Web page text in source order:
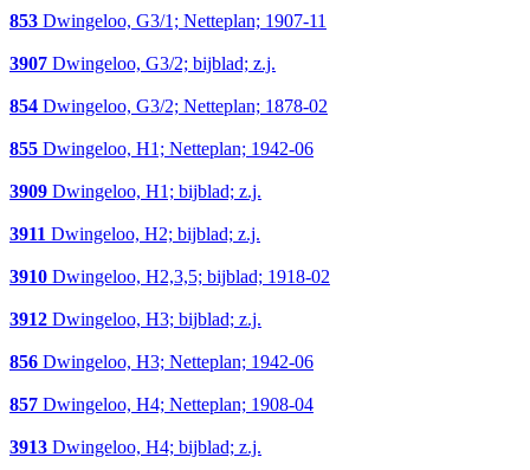
853 Dwingeloo, G3/1; Netteplan; 1907-11
3907 Dwingeloo, G3/2; bijblad; z.j.
854 Dwingeloo, G3/2; Netteplan; 1878-02
855 Dwingeloo, H1; Netteplan; 1942-06
3909 Dwingeloo, H1; bijblad; z.j.
3911 Dwingeloo, H2; bijblad; z.j.
3910 Dwingeloo, H2,3,5; bijblad; 1918-02
3912 Dwingeloo, H3; bijblad; z.j.
856 Dwingeloo, H3; Netteplan; 1942-06
857 Dwingeloo, H4; Netteplan; 1908-04
3913 Dwingeloo, H4; bijblad; z.j.